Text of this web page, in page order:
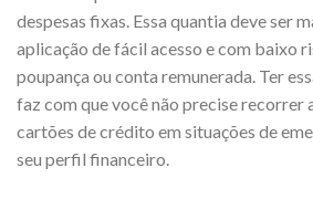
despesas fixas. Essa quantia deve ser
aplicação de fácil acesso e com baixo
poupança ou conta remunerada. Ter
faz com que você não precise recorrer
cartões de crédito em situações de
seu perfil financeiro.